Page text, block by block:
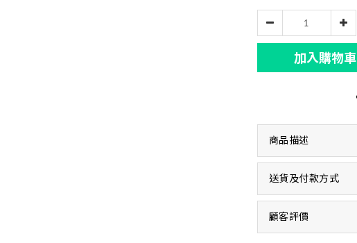
加入購物車
商品描述
送貨及付款方式
顧客評價